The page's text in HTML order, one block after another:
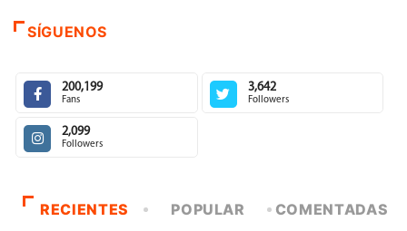
SÍGUENOS
200,199
Fans
3,642
Followers
2,099
Followers
RECIENTES POPULAR COMENTADAS